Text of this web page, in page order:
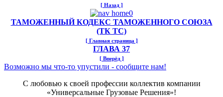
[ Назад ]
ТАМОЖЕННЫЙ КОДЕКС ТАМОЖЕННОГО СОЮЗА
(ТК ТС)
[ Главная страница ]
ГЛАВА 37
[ Вперёд ]
Возможно мы что-то упустили - сообщите нам!
С любовью к своей профессии коллектив компании
«Универсальные Грузовые Решения»!